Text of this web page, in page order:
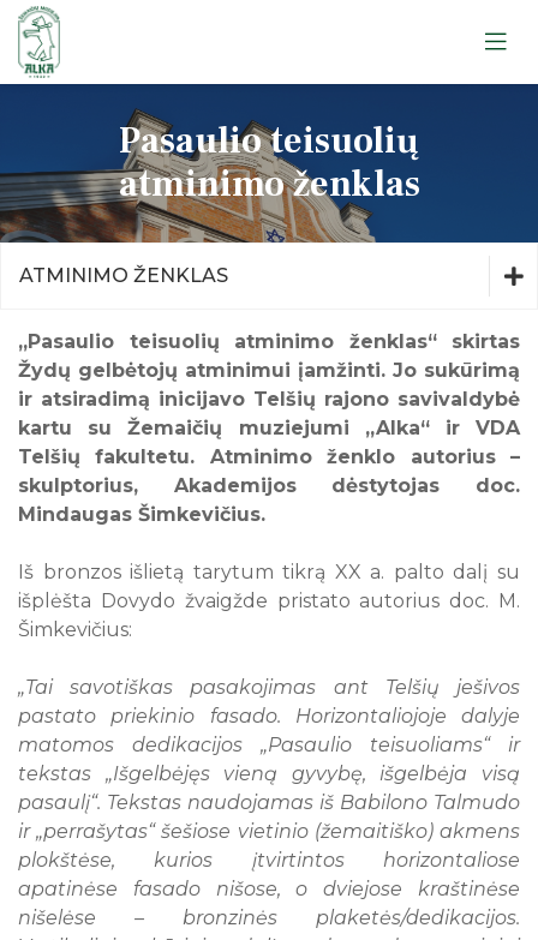
Apie muziejų
Lankytojams
Edukacijos
Ekskursijos
Apie muziejų
Lankytojams
Edukacijos
Ekskursijos
Atminimo ženklas
Telšiai. Atminties knyga
Apie muziejų
Lankytojams
Edukacijos
Žemaitiu gīvastis
Apie muziejų
Edukacijos
Ekskursijos
Klausykit, ausis pastatę
Lankytojams
Rainių tragedija: Atmintis gyva
Rugpjūtis 2026
Tr Pe Še Se
1 2
6
10 11 12 13 14 15 16
18 19 20 21 22 23
Pasaulio teisuolių
atminimo ženklas
ATMINIMO ŽENKLAS
Apie muziejų
Lankytojams
Edukacijos
Ekskursijos
Telšių apskrities žydų gelbėtojai
Telšiai. Atminties knyga
„Pasaulio teisuolių atminimo ženklas“ skirtas
Žydų gelbėtojų atminimui įamžinti. Jo sukūrimą
ir atsiradimą inicijavo Telšių rajono savivaldybė
kartu su Žemaičių muziejumi „Alka“ ir VDA
Telšių fakultetu. Atminimo ženklo autorius –
skulptorius, Akademijos dėstytojas doc.
Mindaugas Šimkevičius.
Iš bronzos išlietą tarytum tikrą XX a. palto dalį su
išplėšta Dovydo žvaigžde pristato autorius doc. M.
Šimkevičius:
„Tai savotiškas pasakojimas ant Telšių ješivos
pastato priekinio fasado. Horizontaliojoje dalyje
matomos dedikacijos „Pasaulio teisuoliams“ ir
tekstas „Išgelbėjęs vieną gyvybę, išgelbėja visą
pasaulį“. Tekstas naudojamas iš Babilono Talmudo
ir „perrašytas“ šešiose vietinio (žemaitiško) akmens
plokštėse, kurios įtvirtintos horizontaliose
apatinėse fasado nišose, o dviejose kraštinėse
nišelėse – bronzinės plaketės/dedikacijos.